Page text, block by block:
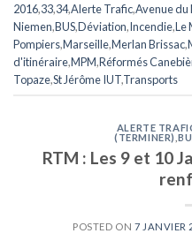
2016,33,34,Alerte Trafic,Avenue du
Niemen,BUS,Déviation,Incendie,Le
Pompiers,Marseille,Merlan Brissac,
d'itinéraire,MPM,Réformés
Topaze,St Jérôme IUT,Transports
ALERTE
(TERMINER) ,
RTM : Les 9 et 10
POSTED ON 7 JANVIER